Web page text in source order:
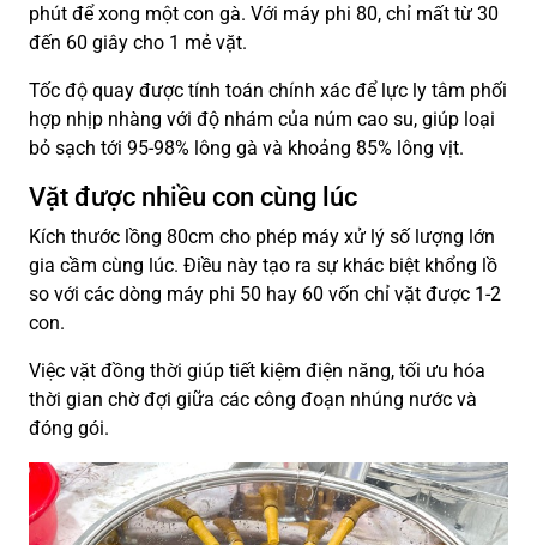
phút để xong một con gà. Với máy phi 80, chỉ mất từ 30
đến 60 giây cho 1 mẻ vặt.
Tốc độ quay được tính toán chính xác để lực ly tâm phối
hợp nhịp nhàng với độ nhám của núm cao su, giúp loại
bỏ sạch tới 95-98% lông gà và khoảng 85% lông vịt.
Vặt được nhiều con cùng lúc
Kích thước lồng 80cm cho phép máy xử lý số lượng lớn
gia cầm cùng lúc. Điều này tạo ra sự khác biệt khổng lồ
so với các dòng máy phi 50 hay 60 vốn chỉ vặt được 1-2
con.
Việc vặt đồng thời giúp tiết kiệm điện năng, tối ưu hóa
thời gian chờ đợi giữa các công đoạn nhúng nước và
đóng gói.